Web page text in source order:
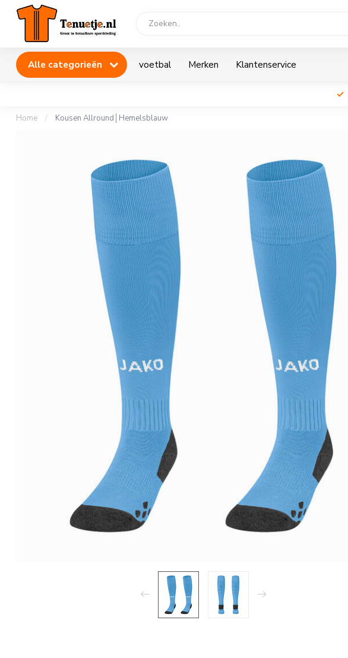
Alle categorieën voetbal Merken Klantenservice
Home / Kousen Allround│Hemelsblauw